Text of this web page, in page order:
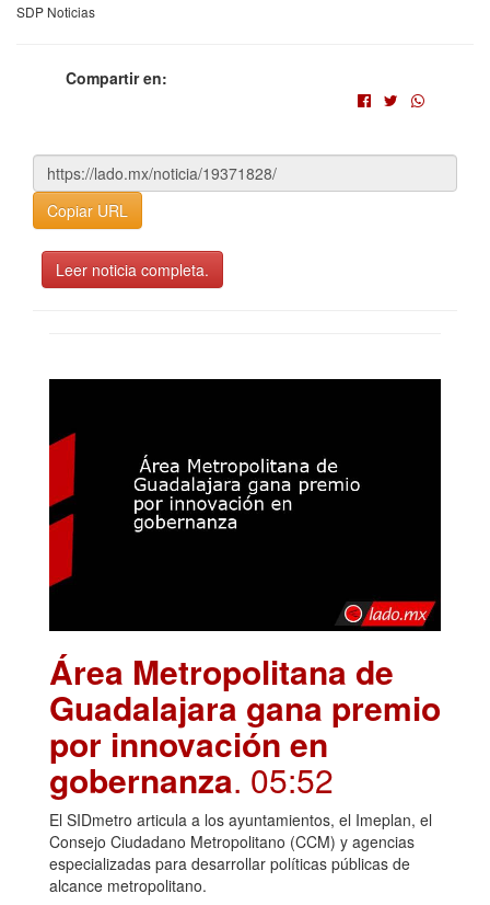
SDP Noticias
Compartir en:
Copiar URL
Leer noticia completa.
Área Metropolitana de
Guadalajara gana premio
por innovación en
gobernanza. 05:52
El SIDmetro articula a los ayuntamientos, el Imeplan, el
Consejo Ciudadano Metropolitano (CCM) y agencias
especializadas para desarrollar políticas públicas de
alcance metropolitano.